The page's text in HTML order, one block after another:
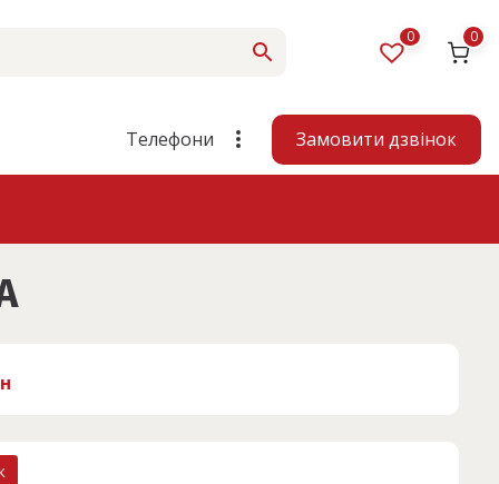
0 0
Телефони Замовити дзвінок